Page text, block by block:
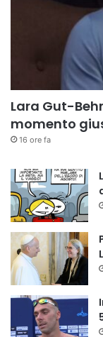
Lara Gut-
momento
16 ore fa